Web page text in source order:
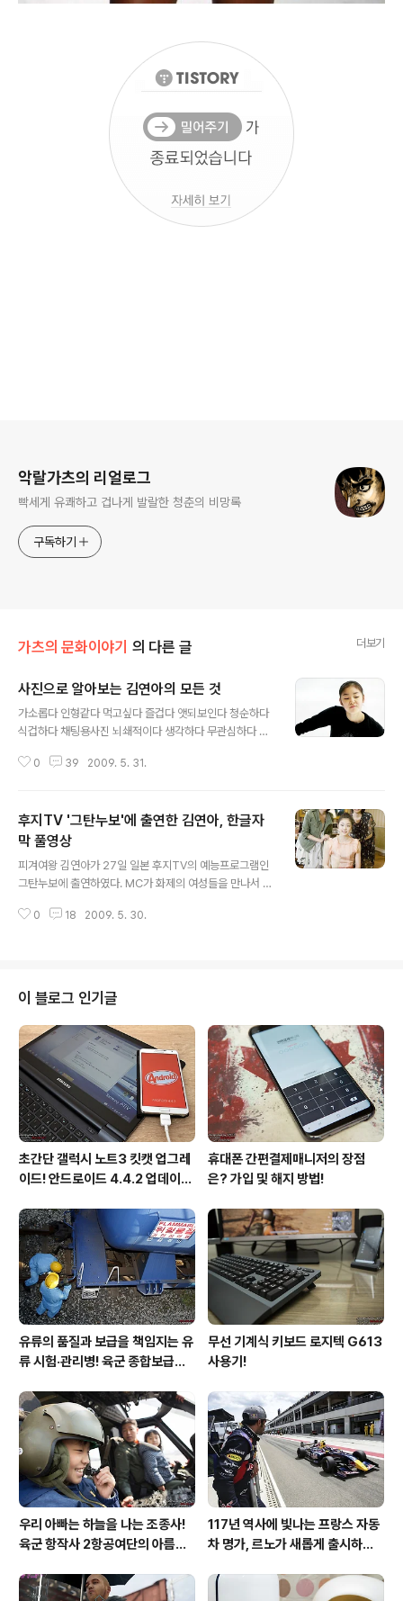
악랄가츠의 리얼로그
빡세게 유쾌하고 겁나게 발랄한 청춘의 비망록
구독하기
가츠의 문화이야기 의 다른 글 더보기
사진으로 알아보는 김연아의 모든 것
가소롭다 인형같다 먹고싶다 즐겁다 앳되보인다 청순하다
식겁하다 채팅용사진 뇌쇄적이다 생각하다 무관심하다 자
근하다 딴사람같다 분위기있다 멍하다 외치고싶다 청초하
증맞다 풋풋하다 살인미소
0 39 2009. 5. 31.
후지TV '그탄누보'에 출연한 김연아, 한글자
막 풀영상
피겨여왕 김연아가 27일 일본 후지TV의 예능프로그램인
그탄누보에 출연하였다. MC가 화제의 여성들을 만나서 다
이미 한류스타인 최지우, 송혜교, 손예진, 가수 보아가 출연
내 아베 히로코와 함께 즐겁게 녹화를 마쳤고, 아베 히로코
는 뛰어난 한국어를 선보였다. 인터뷰를 마친 김연아는 '편
안하게 이야기할 수 있었고 방송이라는 생각이 들지 않을
만큼 즐거웠고, 나를 돌아볼 수 있는 좋은 기회가 되었다'라
며 첫 일본 예능 프로그램 출연 소감을 전했다는 후문이다.
이제 김연아의 매력 속으로 빠..
0 18 2009. 5. 30.
이 블로그 인기글
초간단 갤럭시 노트3 킷캣 업그레
이드! 안드로이드 4.4.2 업데이트
휴대폰 간편결제매니저의 장점
은? 가입 및 해지 방법!
유류의 품질과 보급을 책임지는 유
류 시험·관리병! 육군 종합보급창
무선 기계식 키보드 로지텍 G613
사용기!
우리 아빠는 하늘을 나는 조종사!
육군 항작사 2항공여단의 아름다
117년 역사에 빛나는 프랑스 자동
차 명가, 르노가 새롭게 출시하는